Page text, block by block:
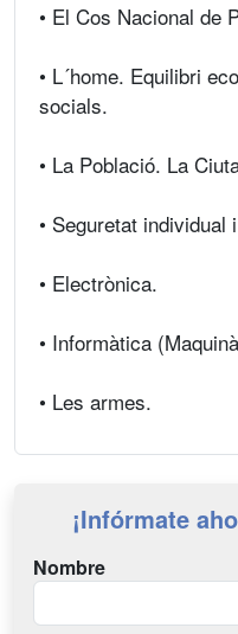
• El Cos Nacional de
• L´home. Equilibri
socials.
• La Població. La
• Seguretat individual
• Electrònica.
• Informàtica
• Les armes.
¡Infórmate
Nombre